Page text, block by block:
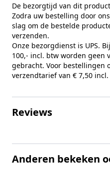
De bezorgtijd van dit
Zodra uw bestelling door
slag om de bestelde
verzenden.
Onze bezorgdienst is UPS.
100,- incl. btw worden geen
gebracht. Voor bestellingen
verzendtarief van € 7,50 incl.
Reviews
Anderen bekeken